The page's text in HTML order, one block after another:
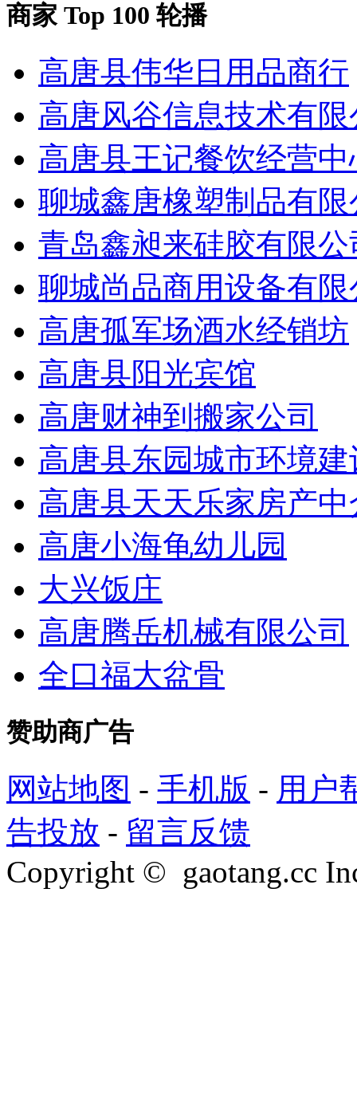
商家 Top 100 轮播
高唐县伟华日用品商行
高唐风谷信息技术有限
高唐县王记餐饮经营中
聊城鑫唐橡塑制品有限
青岛鑫昶来硅胶有限公
聊城尚品商用设备有限
高唐孤军场酒水经销坊
高唐县阳光宾馆
高唐财神到搬家公司
高唐县东园城市环境
高唐县天天乐家房产
高唐小海龟幼儿园
大兴饭庄
高唐腾岳机械有限公司
全口福大盆骨
赞助商广告
网站地图 - 手机版 - 用户
告投放 - 留言反馈
Copyright © gaotang.cc